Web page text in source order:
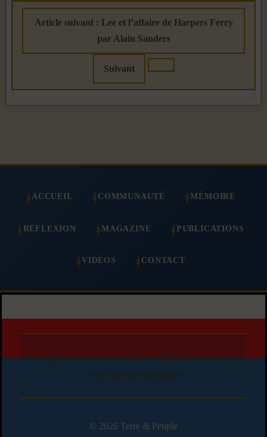
Article suivant : Lee et l’affaire de Harpers Ferry
par Alain Sanders
Suivant
ACCUEIL COMMUNAUTÉ MÉMOIRE
RÉFLEXION MAGAZINE PUBLICATIONS
VIDÉOS CONTACT
Copie d'article autorisée en affichant le lien
vers l'article d'origine
© 2026 Terre & Peuple